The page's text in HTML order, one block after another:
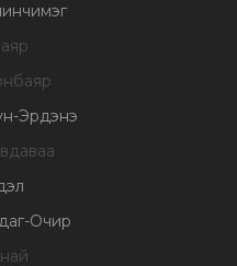
Эрдэнэ
Очир